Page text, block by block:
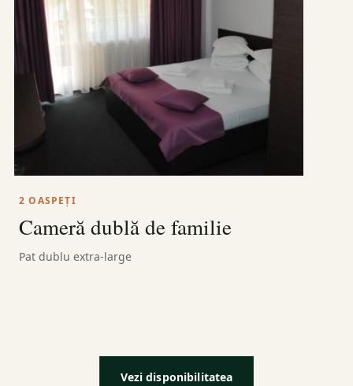
2 OASPEȚI
Cameră dublă de familie
Pat dublu extra-large
Vezi disponibilitatea